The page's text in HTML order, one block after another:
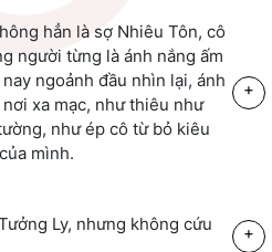
hẳn là sợ Nhiêu Tôn, cô
người từng là ánh nắng ấm
ngoảnh đầu nhìn lại, ánh
xa mạc, như thiêu như
như ép cô từ bỏ kiêu
mình.
+
Ly, nhưng không cứu
+